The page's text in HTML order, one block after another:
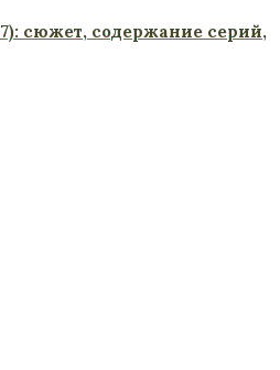
сюжет, содержание серий,